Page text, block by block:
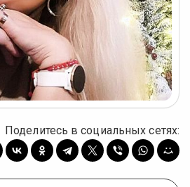
Поделитесь в социальных сетях: